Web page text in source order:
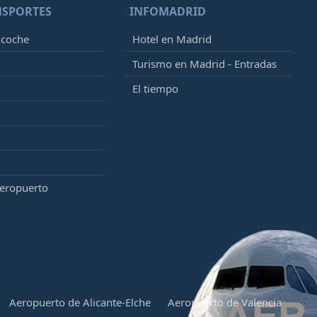
INFOMADRID
Hotel en Madrid
Turismo en Madrid - Entradas
El tiempo
Aeropuerto de Alicante-Elche Aeropuerto de Valencia